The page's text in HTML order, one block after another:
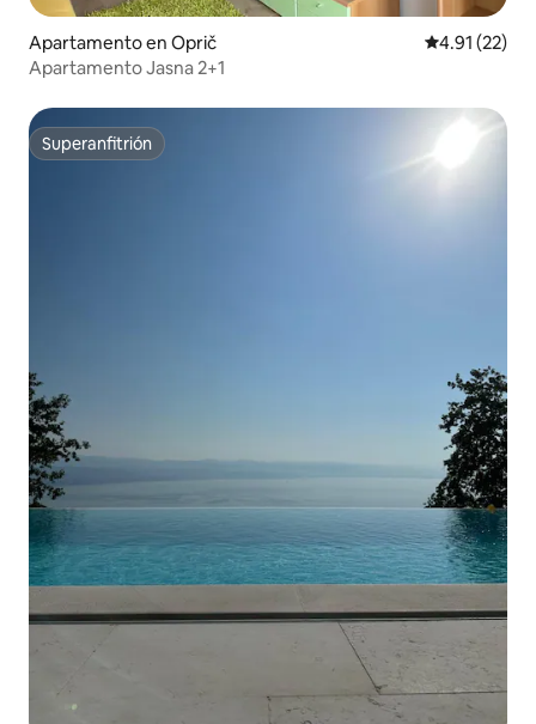
Apartamento en Oprič Calificación
4.91 (22)
Apartamento Jasna 2+1
Superanfitrión
Superanfitrión